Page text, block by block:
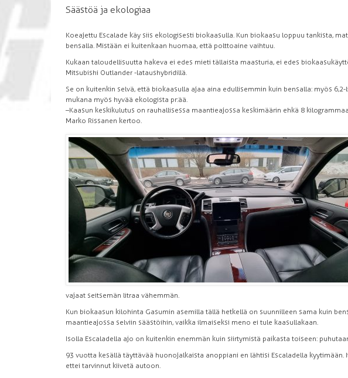
Säästöä ja ekologiaa
Koeajettu Escalade käy siis ekologisesti biokaasulla. Kun biokaasu loppuu tankista,
bensalla. Mistään ei kuitenkaan huomaa, että polttoaine vaihtuu.
Kukaan taloudellisuutta hakeva ei edes mieti tällaista maasturia, ei edes
Mitsubishi Outlander -lataushybridillä.
Se on kuitenkin selvä, että biokaasulla ajaa aina edullisemmin kuin bensalla: myös
mukana myös hyvää ekologista pr:ää.
–Kaasun keskikulutus on rauhallisessa maantieajossa keskimäärin ehkä 8
Marko Rissanen kertoo.
vajaat seitsemän litraa vähemmän.
Kun biokaasun kilohinta Gasumin asemilla tällä hetkellä on suunnilleen sama kuin
maantieajossa selviin säästöihin, vaikka ilmaiseksi meno ei tule kaasullakaan.
Isolla Escaladella ajo on kuitenkin enemmän kuin siirtymistä paikasta toiseen:
93 vuotta kesällä täyttävää huonojalkaista anoppiani en lähtisi Escaladella
ettei tarvinnut kiivetä autoon.